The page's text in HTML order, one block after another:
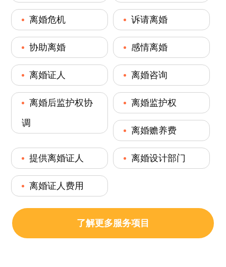
离婚危机 诉请离婚
协助离婚 感情离婚
离婚证人 离婚咨询
离婚后监护权协
调
离婚监护权
离婚赡养费
提供离婚证人 离婚设计部门
离婚证人费用
了解更多服务项目